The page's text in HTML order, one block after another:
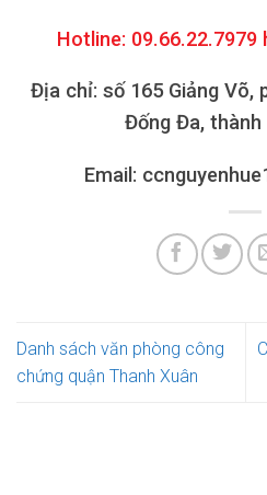
Hotline: 09.66.22.7979
Địa chỉ: số 165 Giảng Võ,
Đống Đa, thành
Email:
Danh sách văn phòng công
chứng quận Thanh Xuân